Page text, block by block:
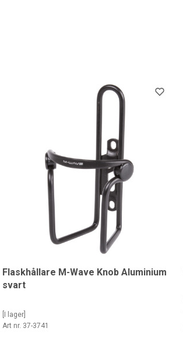
Flaskhållare M-Wave Knob Aluminium
svart
[I lager]
Art nr. 37-3741